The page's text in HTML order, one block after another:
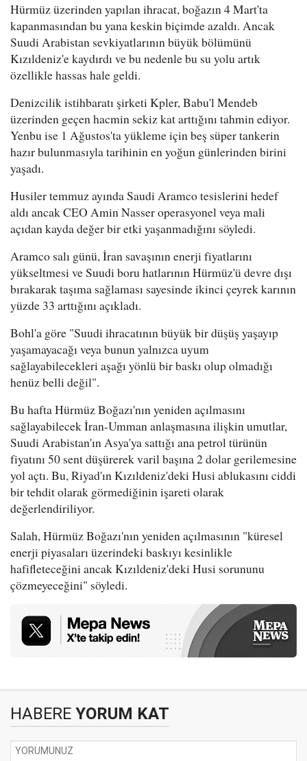
Hürmüz üzerinden yapılan ihracat, boğazın 4 Mart'ta
kapanmasından bu yana keskin biçimde azaldı. Ancak
Suudi Arabistan sevkiyatlarının büyük bölümünü
Kızıldeniz'e kaydırdı ve bu nedenle bu su yolu artık
özellikle hassas hale geldi.
Denizcilik istihbaratı şirketi Kpler, Babu'l Mendeb
üzerinden geçen hacmin sekiz kat arttığını tahmin ediyor.
Yenbu ise 1 Ağustos'ta yükleme için beş süper tankerin
hazır bulunmasıyla tarihinin en yoğun günlerinden birini
yaşadı.
Husiler temmuz ayında Saudi Aramco tesislerini hedef
aldı ancak CEO Amin Nasser operasyonel veya mali
açıdan kayda değer bir etki yaşanmadığını söyledi.
Aramco salı günü, İran savaşının enerji fiyatlarını
yükseltmesi ve Suudi boru hatlarının Hürmüz'ü devre dışı
bırakarak taşıma sağlaması sayesinde ikinci çeyrek karının
yüzde 33 arttığını açıkladı.
Bohl'a göre "Suudi ihracatının büyük bir düşüş yaşayıp
yaşamayacağı veya bunun yalnızca uyum
sağlayabilecekleri aşağı yönlü bir baskı olup olmadığı
henüz belli değil".
Bu hafta Hürmüz Boğazı'nın yeniden açılmasını
sağlayabilecek İran-Umman anlaşmasına ilişkin umutlar,
Suudi Arabistan'ın Asya'ya sattığı ana petrol türünün
fiyatını 50 sent düşürerek varil başına 2 dolar gerilemesine
yol açtı. Bu, Riyad'ın Kızıldeniz'deki Husi ablukasını ciddi
bir tehdit olarak görmediğinin işareti olarak
değerlendiriliyor.
Salah, Hürmüz Boğazı'nın yeniden açılmasının "küresel
enerji piyasaları üzerindeki baskıyı kesinlikle
hafifleteceğini ancak Kızıldeniz'deki Husi sorununu
çözmeyeceğini" söyledi.
HABERE YORUM KAT